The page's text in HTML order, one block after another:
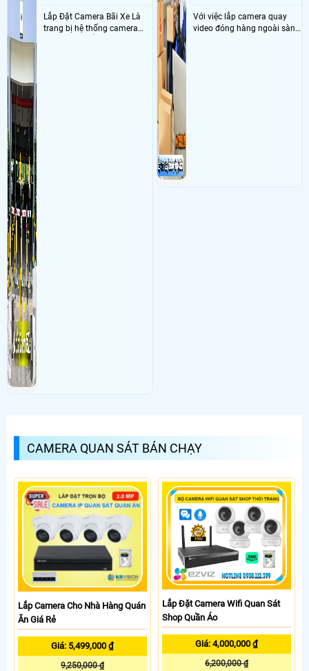
Lắp Đặt Camera Bãi Xe Là
trang bị hệ thống camera
Với việc lắp camera quay
video đóng hàng ngoài sàn
CAMERA QUAN SÁT BÁN CHẠY
Lắp Camera Cho Nhà Hàng Quán
Ăn Giá Rẻ
Giá: 5,499,000 ₫
9,250,000 ₫
Lắp Đặt Camera Wifi Quan Sát
Shop Quần Áo
Giá: 4,000,000 ₫
6,200,000 ₫